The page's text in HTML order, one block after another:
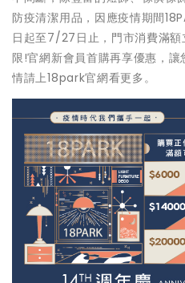
防疫清潔用品，因應疫情期間
日起至7/27日止，門市消費滿
限!官網新會員首購再享優惠，
情請上18park官網看更多。